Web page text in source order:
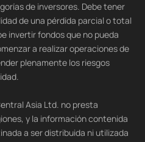
de inversores. Debe tener
de una pérdida parcial o total
invertir fondos que no pueda
a realizar operaciones de
plenamente los riesgos
Asia Ltd. no presta
y la información contenida
a ser distribuida ni utilizada